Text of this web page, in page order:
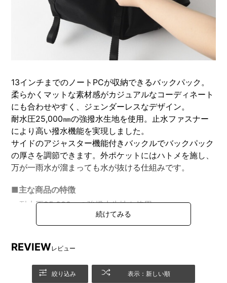
13インチまでのノートPCが収納できるバックパック。
柔らかくマットな素材感がカジュアルなコーディネート
にも合わせやすく、ジェンダーレスなデザイン。
耐水圧25,000㎜の強撥水生地を使用。止水ファスナー
により高い撥水機能を実現しました。
サイドのアジャスター機能付きバックルでバックパック
の厚さを調節できます。外ポケットにはハトメを施し、
万が一雨水が溜まっても水が抜ける仕組みです。
■主な商品の特徴
・耐水圧25,000㎜の強撥水生地を使用。
・大雨にも耐える！大切な荷物をしっかり守る
MILESTO史上最強シリーズ！
・13インチまでのPCも収納できるスリーブ付き。
・柔らかくマットな素材感がカジュアルなコーディネー
トにも◎！
・止水ファスナーにより高い撥水機能を実現。
REVIEWレビュー
絞り込み 表示：新しい順